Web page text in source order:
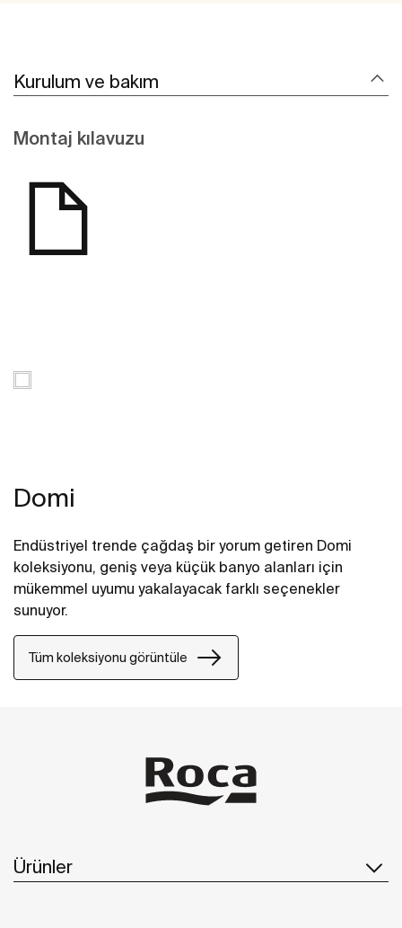
Kurulum ve bakım
Montaj kılavuzu
Domi
Endüstriyel trende çağdaş bir yorum getiren Domi
koleksiyonu, geniş veya küçük banyo alanları için
mükemmel uyumu yakalayacak farklı seçenekler
sunuyor.
Tüm koleksiyonu görüntüle
Ürünler